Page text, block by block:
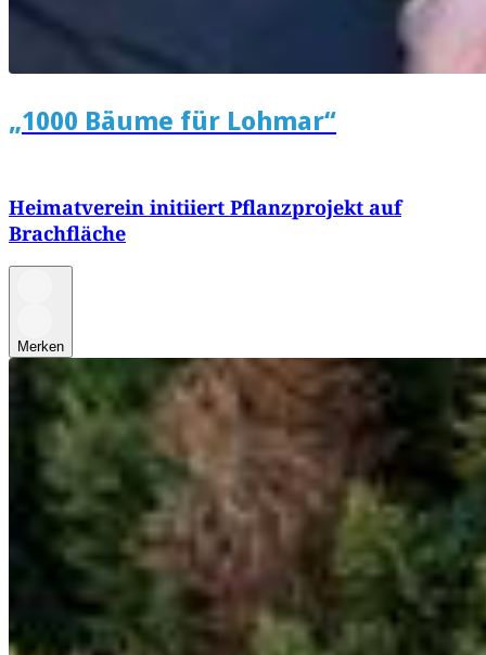
„1000 Bäume für Lohmar“
Heimatverein initiiert Pflanzprojekt auf
Brachfläche
Merken